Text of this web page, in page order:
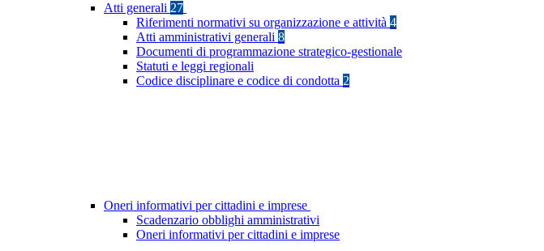
Atti generali 27
Riferimenti normativi su organizzazione e attività 4
Atti amministrativi generali 8
Documenti di programmazione strategico-gestionale
Statuti e leggi regionali
Codice disciplinare e codice di condotta 2
Oneri informativi per cittadini e imprese
Scadenzario obblighi amministrativi
Oneri informativi per cittadini e imprese